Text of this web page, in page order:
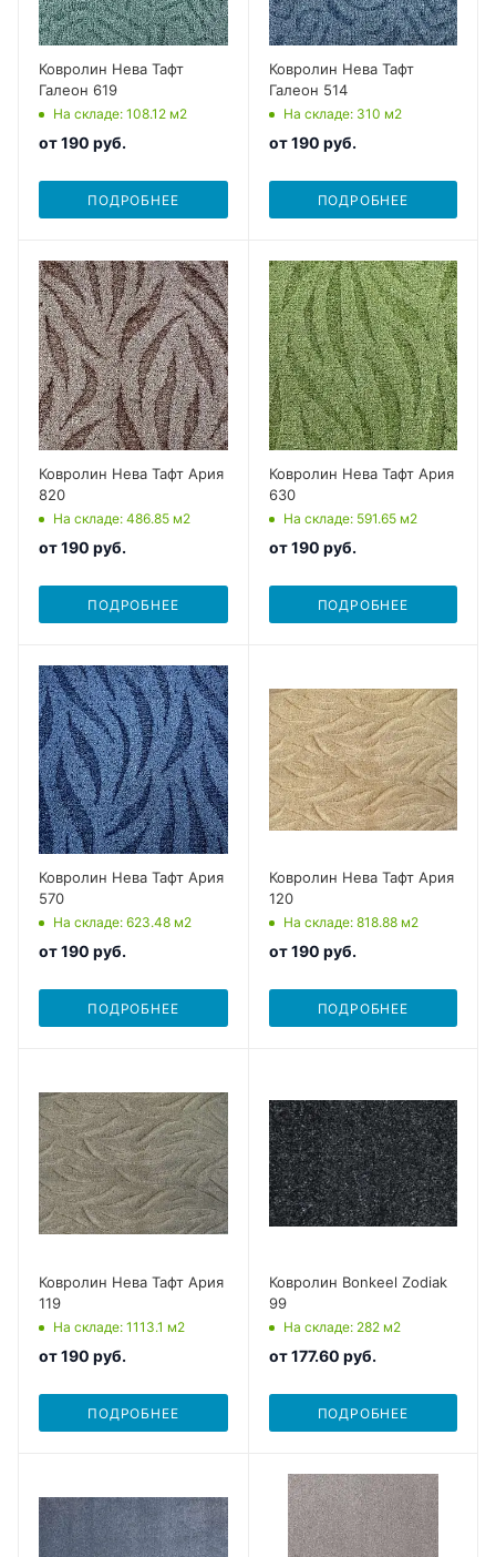
Ковролин Нева Тафт
Галеон 619
На складе: 108.12 м2
от190 руб.
ПОДРОБНЕЕ
Ковролин Нева Тафт
Галеон 514
На складе: 310 м2
от190 руб.
ПОДРОБНЕЕ
Ковролин Нева Тафт Ария
820
На складе: 486.85 м2
от190 руб.
ПОДРОБНЕЕ
Ковролин Нева Тафт Ария
630
На складе: 591.65 м2
от190 руб.
ПОДРОБНЕЕ
Ковролин Нева Тафт Ария
570
На складе: 623.48 м2
от190 руб.
ПОДРОБНЕЕ
Ковролин Нева Тафт Ария
120
На складе: 818.88 м2
от190 руб.
ПОДРОБНЕЕ
Ковролин Нева Тафт Ария
119
На складе: 1113.1 м2
от190 руб.
ПОДРОБНЕЕ
Ковролин Bonkeel Zodiak
99
На складе: 282 м2
от177.60 руб.
ПОДРОБНЕЕ